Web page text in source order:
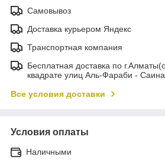
Самовывоз
Доставка курьером Яндекс
Транспортная компания
Бесплатная доставка по
квадрате улиц Аль-Фараби -
Все условия доставки
Условия оплаты
Наличными